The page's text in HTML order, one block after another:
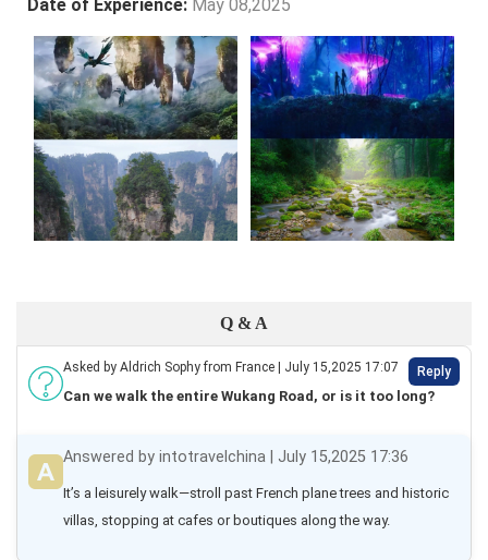
Date of Experience: May 08,2025
Q & A
Asked by Aldrich Sophy from France | July 15,2025 17:07 Reply
Can we walk the entire Wukang Road, or is it too long?
Answered by intotravelchina | July 15,2025 17:36
It’s a leisurely walk—stroll past French plane trees and historic
villas, stopping at cafes or boutiques along the way.